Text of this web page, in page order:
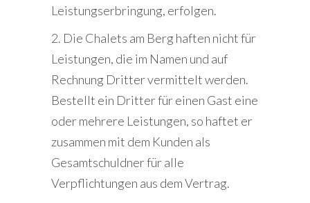
Leistungserbringung, erfolgen.
2. Die Chalets am Berg haften nicht für
Leistungen, die im Namen und auf
Rechnung Dritter vermittelt werden.
Bestellt ein Dritter für einen Gast eine
oder mehrere Leistungen, so haftet er
zusammen mit dem Kunden als
Gesamtschuldner für alle
Verpflichtungen aus dem Vertrag.